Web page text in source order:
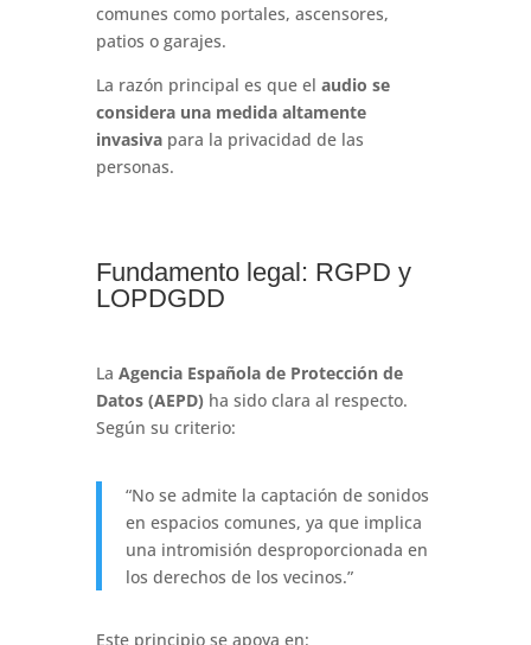
comunes como portales, ascensores,
patios o garajes.
La razón principal es que el audio se
considera una medida altamente
invasivapara la privacidad de las
personas.
Fundamento legal: RGPD y
LOPDGDD
La Agencia Española de Protección de
Datos (AEPD) ha sido clara al respecto.
Según su criterio:
“No se admite la captación de sonidos
en espacios comunes, ya que implica
una intromisión desproporcionada en
los derechos de los vecinos.”
Este principio se apoya en: